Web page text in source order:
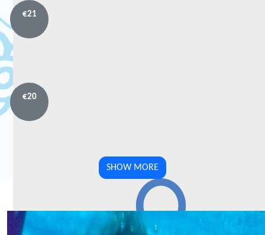
Anoniem
€21
€20
SHOW MORE
Team Members